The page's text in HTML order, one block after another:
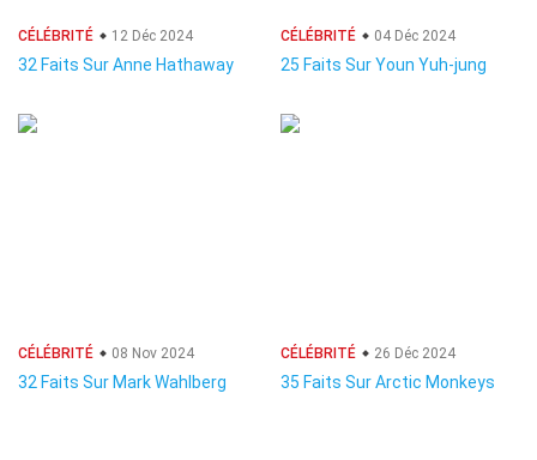
CÉLÉBRITÉ 12 Déc 2024
32 Faits Sur Anne Hathaway
CÉLÉBRITÉ 04 Déc 2024
25 Faits Sur Youn Yuh-jung
CÉLÉBRITÉ 08 Nov 2024
32 Faits Sur Mark Wahlberg
CÉLÉBRITÉ 26 Déc 2024
35 Faits Sur Arctic Monkeys